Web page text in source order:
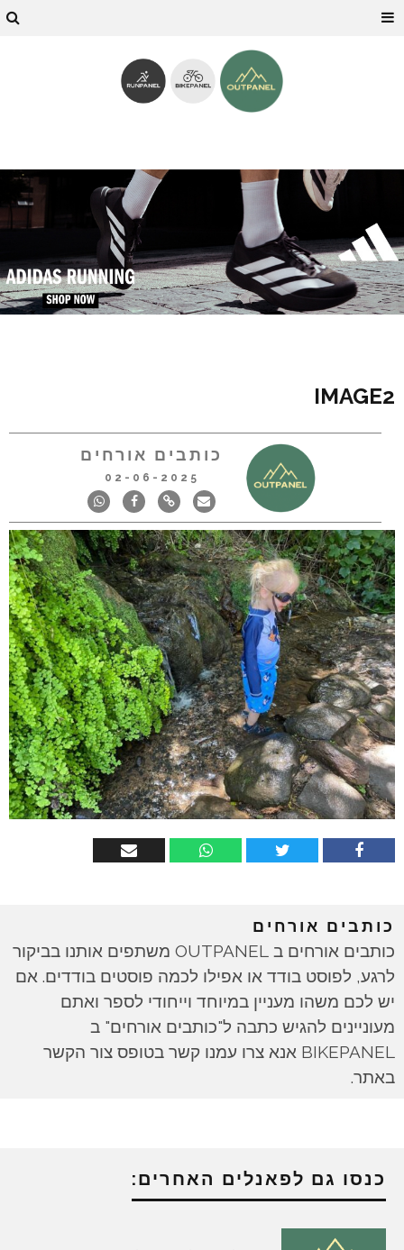
IMAGE2
כותבים אורחים
02-06-2025
כותבים אורחים
כותבים אורחים ב OUTPANEL משתפים אותנו בביקור
לרגע, לפוסט בודד או אפילו לכמה פוסטים בודדים. אם
יש לכם משהו מעניין במיוחד וייחודי לספר ואתם
מעוניינים להגיש כתבה ל"כותבים אורחים" ב
BIKEPANEL אנא צרו עמנו קשר בטופס צור הקשר
באתר.
כנסו גם לפאנלים האחרים: